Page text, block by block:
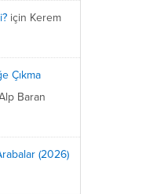
için Kerem
Çıkma
Baran
(2026)